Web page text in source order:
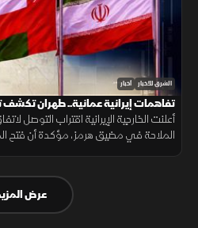
الشرق للأخبار أخبار
تفاهمات إيرانية عمانية.. طهران
أعلنت الخارجية الإيرانية اقتراب التوصل
الملاحة في مضيق هرمز، مؤكدة أن فتح
عرض